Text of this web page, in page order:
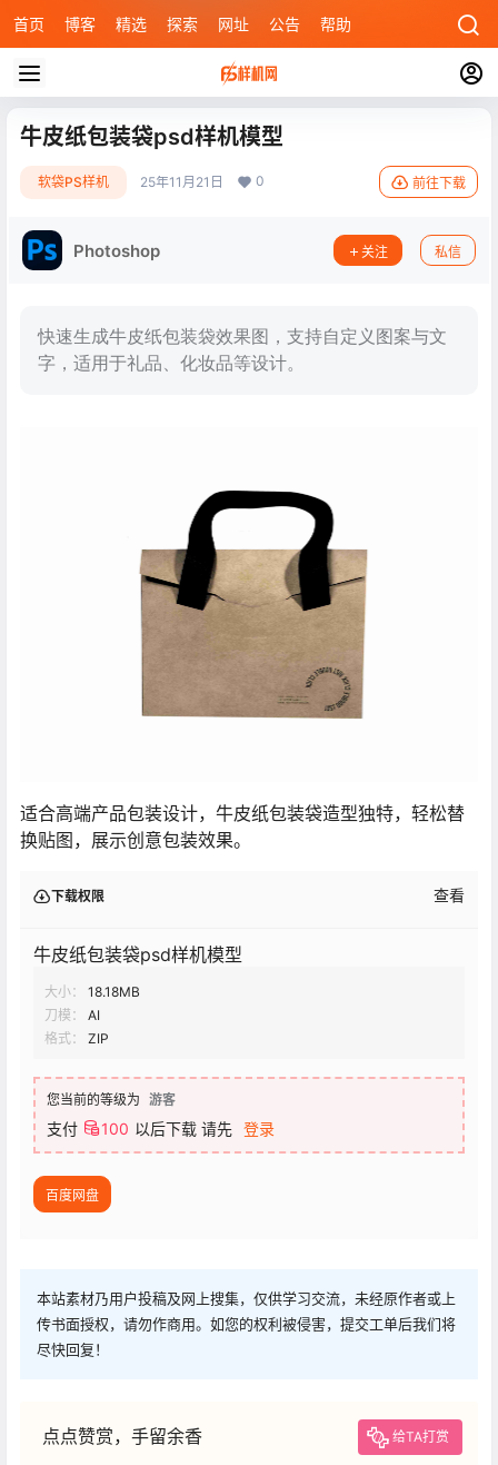
首页 博客 精选 探索 网址 公告 帮助
牛皮纸包装袋psd样机模型
软袋PS样机 25年11月21日 0 前往下载
Photoshop 关注 私信
快速生成牛皮纸包装袋效果图，支持自定义图案与文
字，适用于礼品、化妆品等设计。
适合高端产品包装设计，牛皮纸包装袋造型独特，轻松替
换贴图，展示创意包装效果。
下载权限 查看
牛皮纸包装袋psd样机模型
大小：
18.18MB
刀模：
AI
格式：
ZIP
您当前的等级为 游客
支付 100 以后下载 请先 登录
百度网盘
本站素材乃用户投稿及网上搜集，仅供学习交流，未经原作者或上
传书面授权，请勿作商用。如您的权利被侵害，提交工单后我们将
尽快回复！
点点赞赏，手留余香 给TA打赏